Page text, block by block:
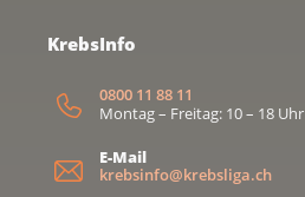
KrebsInfo
0800 11 88 11
Montag – Freitag: 10 – 18 Uhr
E-Mail
krebsinfo@krebsliga.ch